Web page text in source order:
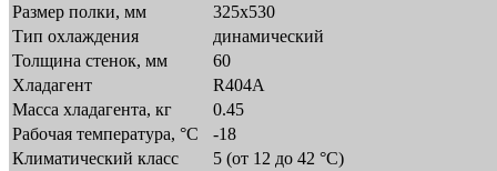
Размер полки, мм
325х530
Тип охлаждения
динамический
Толщина стенок, мм
60
Хладагент
R404A
Масса хладагента, кг
0.45
Рабочая температура, °C
-18
Климатический класс
5 (от 12 до 42 °C)